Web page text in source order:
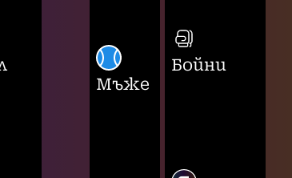
Мъже
Бойни